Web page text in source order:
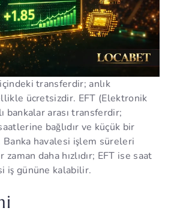
transferdir; anlık
ücretsizdir. EFT (Elektronik
bankalar arası transferdir;
bağlıdır ve küçük bir
Banka havalesi işlem süreleri
zaman daha hızlıdır; EFT ise saat
iş gününe kalabilir.